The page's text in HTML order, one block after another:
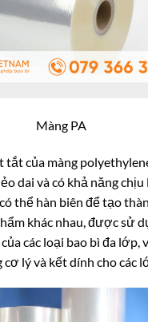
Màng PA
tắt của màng
dai và có khả năng chịu
thể hàn biên để tạo
khác nhau, được sử
các loại bao bì đa lớp,
lý và kết dính cho các